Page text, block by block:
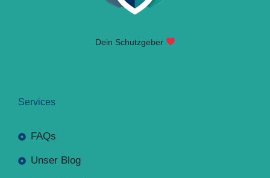
Dein Schutzgeber
Services
FAQs
Unser Blog